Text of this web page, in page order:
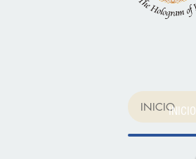
INICIOINICIO